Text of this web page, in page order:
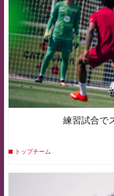
練習試合で
トップチーム